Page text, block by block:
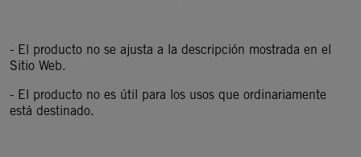
- El producto no se ajusta a la descripción mostrada en el
Sitio Web.
- El producto no es útil para los usos que ordinariamente
está destinado.